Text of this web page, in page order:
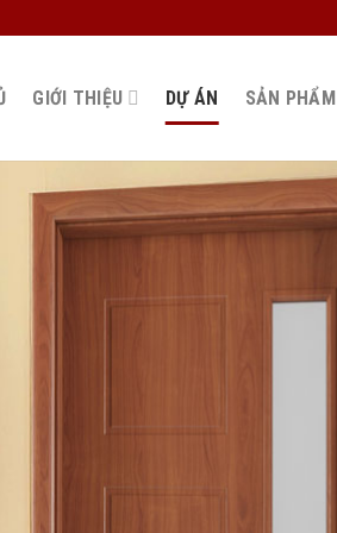
GIỚI THIỆU DỰ ÁN SẢN PHẨM